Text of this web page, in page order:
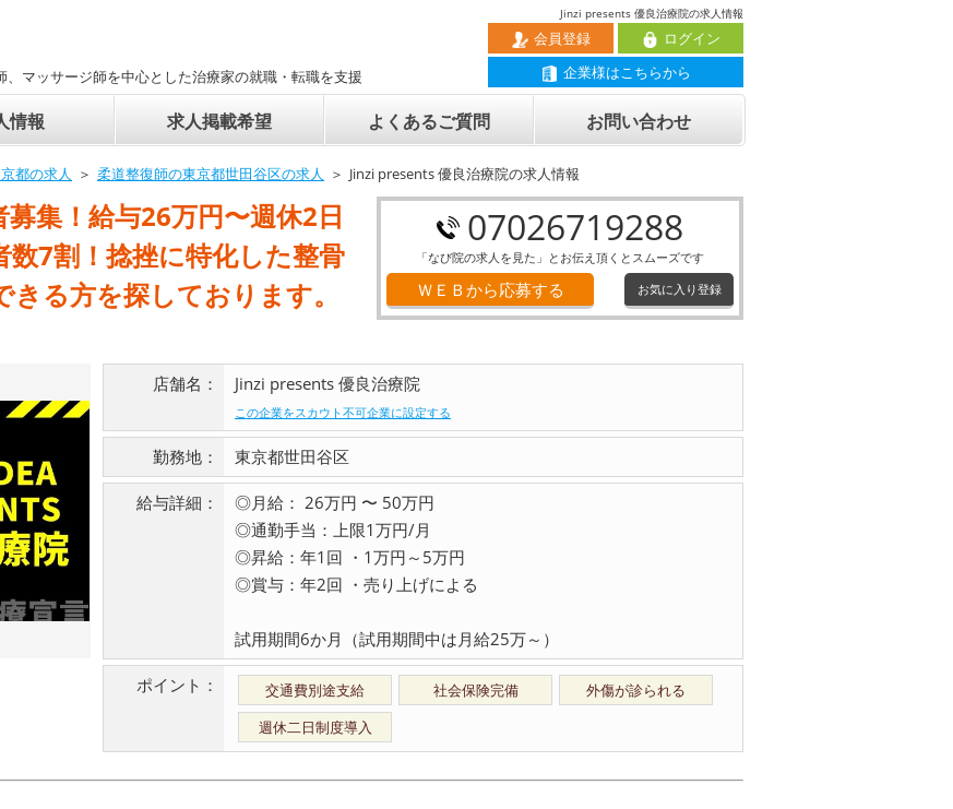
Jinzi presents 優良治療院の求人情報
、マッサージ師を中心とした治療家の就職・転職を支援
ログイン
会員登録
企業様はこちらから
情報 求人掲載希望 よくあるご質問 お問い合わせ
都の求人 柔道整復師の東京都世田谷区の求人 Jinzi presents 優良治療院の求人情報
07026719288
「なび院の求人を見た」とお伝え頂くとスムーズです
ＷＥＢから応募する お気に入り登録
募集！給与26万円〜週休2日
7割！捻挫に特化した整骨
る方を探しております。
店舗名： Jinzi presents 優良治療院
この企業をスカウト不可企業に設定する
勤務地： 東京都世田谷区
給与詳細：
◎月給： 26万円 〜 50万円
◎通勤手当：上限1万円/月
◎昇給：年1回 ・1万円～5万円
◎賞与：年2回 ・売り上げによる
試用期間6か月（試用期間中は月給25万～）
ポイント： 交通費別途支給 社会保険完備
外傷が診られる
週休二日制度導入